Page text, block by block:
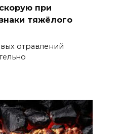
при
тяжёлого
отравлений